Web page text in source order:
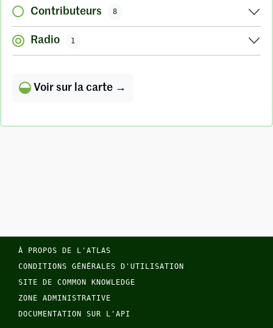
Contributeurs 8
Radio 1
Voir sur la carte →
À PROPOS DE L'ATLAS
CONDITIONS GÉNÉRALES D'UTILISATION
SITE DE COMMON KNOWLEDGE
ZONE ADMINISTRATIVE
DOCUMENTATION SUR L'API